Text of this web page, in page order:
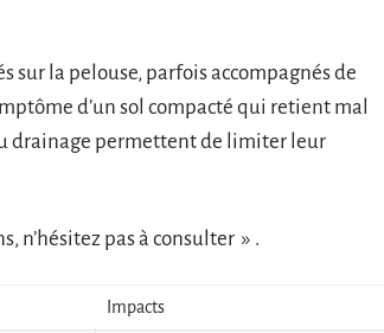
sur la pelouse, parfois accompagnés de
d’un sol compacté qui retient mal
drainage permettent de limiter leur
n’hésitez pas à consulter » .
Impacts